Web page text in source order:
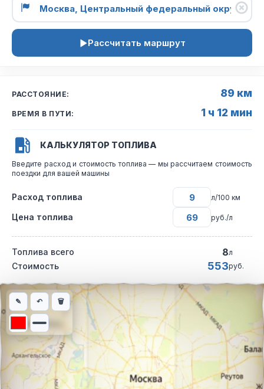
Рассчитать маршрут
РАССТОЯНИЕ: 89 км
ВРЕМЯ В ПУТИ: 1 ч 12 мин
КАЛЬКУЛЯТОР ТОПЛИВА
Введите расход и стоимость топлива — мы рассчитаем стоимость
поездки для вашей машины
Расход топлива л/100 км
Цена топлива руб./л
Топлива всего 8л
Стоимость 553руб.
Интерактивная карта автомобильного маршрута из города
✎ ↶ 🗑